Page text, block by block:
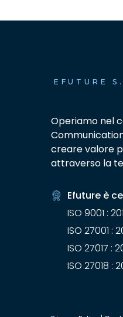
EFUTURE
Operiamo nel
creare valore
attraverso la
Efuture è
ISO 9001 :
ISO 27001 :
ISO 27017 :
ISO 27018 :